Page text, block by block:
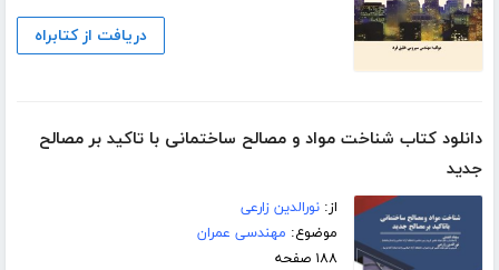
دریافت از کتابراه
دانلود کتاب شناخت مواد و مصالح ساختمانی با تاکید بر مصالح
جدید
از:نورالدین زارعی
موضوع: مهندسی عمران
۱۸۸ صفحه